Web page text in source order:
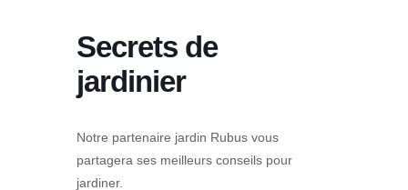
Secrets de
jardinier
Notre partenaire jardin Rubus vous
partagera ses meilleurs conseils pour
jardiner.